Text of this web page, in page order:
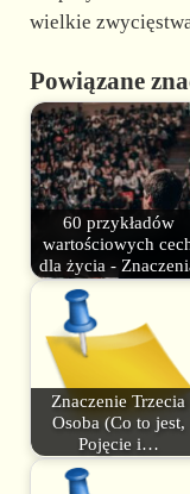
wielkie
Powiązane
60 przykładów
wartościowych
dla życia -
Znaczenie Trzecia
Osoba (Co to jest,
Pojęcie i…